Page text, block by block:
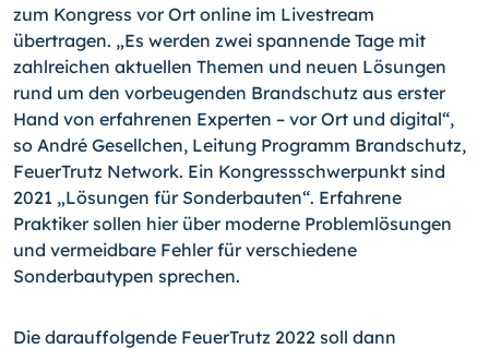
zum Kongress vor Ort online im Livestream
übertragen. „Es werden zwei spannende Tage mit
zahlreichen aktuellen Themen und neuen Lösungen
rund um den vorbeugenden Brandschutz aus erster
Hand von erfahrenen Experten – vor Ort und digital“,
so André Gesellchen, Leitung Programm Brandschutz,
FeuerTrutz Network. Ein Kongressschwerpunkt sind
2021 „Lösungen für Sonderbauten“. Erfahrene
Praktiker sollen hier über moderne Problemlösungen
und vermeidbare Fehler für verschiedene
Sonderbautypen sprechen.
Die darauffolgende FeuerTrutz 2022 soll dann